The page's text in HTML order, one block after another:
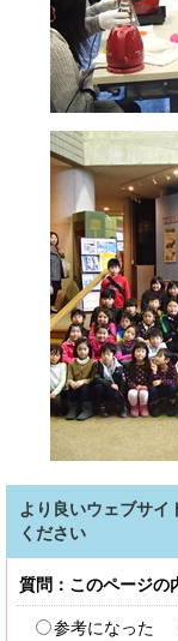
より良いウェブサイ
ください
質問：このページの
参考になった